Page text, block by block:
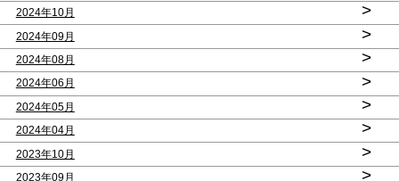
2024年10月 >
2024年09月 >
2024年08月 >
2024年06月 >
2024年05月 >
2024年04月 >
2023年10月 >
2023年09月 >